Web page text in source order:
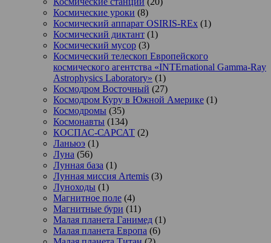
Космические уроки (8)
Космический аппарат OSIRIS-REx (1)
Космический диктант (1)
Космический мусор (3)
Космический телескоп Европейского
космического агентства «INTErnational Gamma-Ray
Astrophysics Laboratory» (1)
Космодром Восточный (27)
Космодром Куру в Южной Америке (1)
Космодромы (35)
Космонавты (134)
КОСПАС-САРСАТ (2)
Ланьюэ (1)
Луна (56)
Лунная база (1)
Лунная миссия Artemis (3)
Луноходы (1)
Магнитное поле (4)
Магнитные бури (11)
Малая планета Ганимед (1)
Малая планета Европа (6)